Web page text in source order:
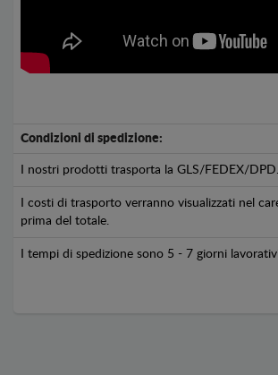
Condizioni di spedizione:
I nostri prodotti trasporta la GLS/FEDEX/DPD.
I costi di trasporto verranno visualizzati nel
prima del totale.
I tempi di spedizione sono 5 - 7 giorni